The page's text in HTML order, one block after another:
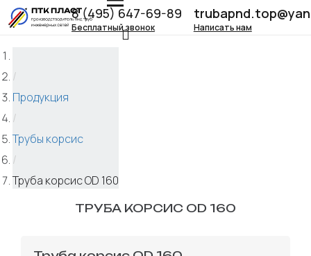
8 (495) 647-69-89
Бесплатный звонок Написать нам
/
Продукция
/
Трубы корсис
/
Труба корсис OD 160
ТРУБА КОРСИС OD 160